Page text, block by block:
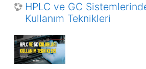
HPLC ve GC
Kullanım Teknikleri